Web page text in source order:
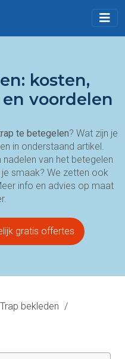
kosten,
voordelen
te betegelen? Wat zijn je
in onderstaand artikel.
van het betegelen
smaak? We zetten ook
info en advies op maat
gratis offertes
Trap bekleden /